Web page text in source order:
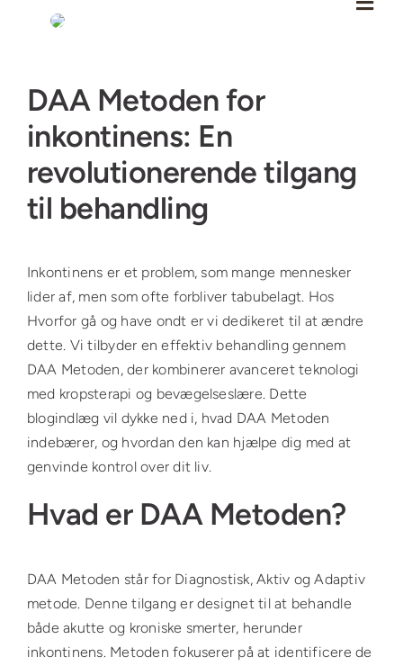
større
billede
DAA Metoden for
inkontinens: En
revolutionerende tilgang
til behandling
Inkontinens er et problem, som mange mennesker
lider af, men som ofte forbliver tabubelagt. Hos
Hvorfor gå og have ondt er vi dedikeret til at ændre
dette. Vi tilbyder en effektiv behandling gennem
DAA Metoden, der kombinerer avanceret teknologi
med kropsterapi og bevægelseslære. Dette
blogindlæg vil dykke ned i, hvad DAA Metoden
indebærer, og hvordan den kan hjælpe dig med at
genvinde kontrol over dit liv.
Hvad er DAA Metoden?
DAA Metoden står for Diagnostisk, Aktiv og Adaptiv
metode. Denne tilgang er designet til at behandle
både akutte og kroniske smerter, herunder
inkontinens. Metoden fokuserer på at identificere de